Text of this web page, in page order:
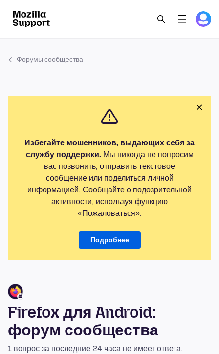
Форумы сообщества
Избегайте мошенников, выдающих себя за
службу поддержки.Мы никогда не попросим
вас позвонить, отправить текстовое
сообщение или поделиться личной
информацией. Сообщайте о подозрительной
активности, используя функцию
«Пожаловаться».
Подробнее
Firefox для Android:
форум сообщества
1 вопрос за последние 24 часа не имеет ответа.